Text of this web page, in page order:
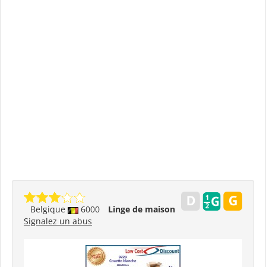
Belgique 6000
Linge de maison
Signalez un abus